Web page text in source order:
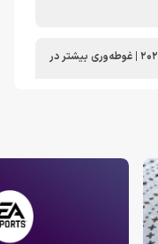
بهترین صندلی‌های شبیه‌ساز رانندگی در سال 2026 | غوطه‌وری بیشتر در